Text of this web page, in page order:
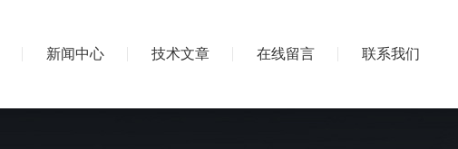
新闻中心 技术文章 在线留言 联系我们